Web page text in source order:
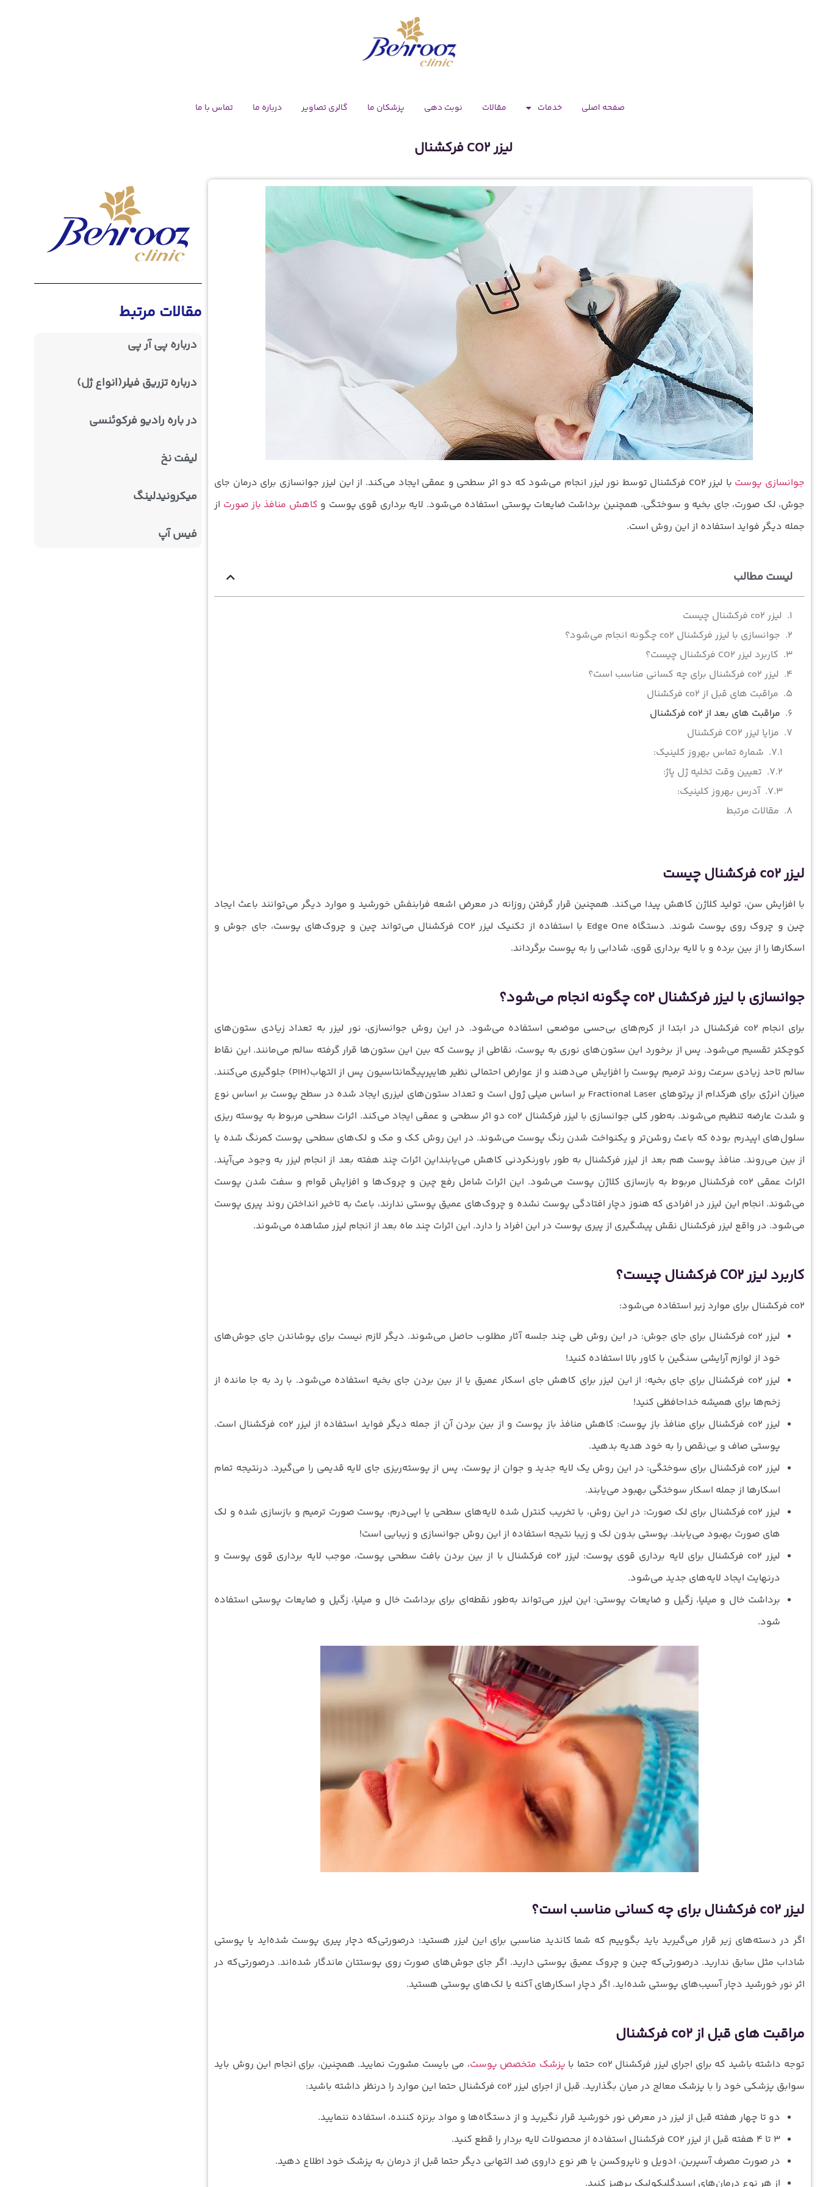
صفحه اصلی خدمات مقالات نوبت دهی پزشکان ما گالری تصاویر درباره ما تماس با ما
لیزر CO2 فرکشنال
جوانسازی پوست
با لیزر CO2 فرکشنال توسط نور لیزر انجام می‌شود که دو اثر سطحی و عمقی ایجاد می‌کند. از این لیزر جوانسازی برای درمان جای
جوش، لک صورت، جای بخیه و سوختگی، همچنین برداشت ضایعات پوستی استفاده می‌شود. لایه برداری قوی پوست و کاهش منافذ باز صورت از
جمله دیگر فواید استفاده از این روش است.
لیست مطالب
لیزر co2 فرکشنال چیست
جوانسازی با لیزر فرکشنال co2 چگونه انجام می‌شود؟
کاربرد لیزر CO2 فرکشنال چیست؟
لیزر co2 فرکشنال برای چه کسانی مناسب است؟
مراقبت‌ های قبل از co2 فرکشنال
مراقبت‌ های بعد از co2 فرکشنال
مزایا لیزر CO2 فرکشنال
شماره تماس بهروز کلینیک:
تعیین وقت تخلیه ژل پاژ:
آدرس بهروز کلینیک:
مقالات مرتبط
لیزر co2 فرکشنال چیست
با افزایش سن، تولید کلاژن کاهش پیدا می‌کند. همچنین قرار گرفتن روزانه در معرض اشعه‌ فرابنفش خورشید و موارد دیگر می‌توانند باعث ایجاد
چین و چروک روی پوست شوند. دستگاه Edge One با استفاده از تکنیک لیزر CO2 فرکشنال می‌تواند چین و چروک‌های پوست، جای جوش و
اسکارها را از بین برده و با لایه برداری قوی، شادابی را به پوست برگرداند.
جوانسازی با لیزر فرکشنال co2 چگونه انجام می‌شود؟
برای انجام co2 فرکشنال در ابتدا از کرم‌های بی‌حسی موضعی استفاده می‌شود. در این روش جوانسازی، نور لیزر به تعداد زیادی ستون‌های
کوچکتر تقسیم می‌شود. پس از برخورد این ستون‌های نوری به پوست، نقاطی از پوست که بین این ستون‌ها قرار گرفته سالم می‌مانند. این نقاط
سالم تاحد زیادی سرعت روند ترمیم پوست را افزایش می‌دهند و از عوارض احتمالی نظیر هایپرپیگمانتاسیون پس از التهاب(PIH) جلوگیری می‌کنند.
میزان انرژی برای هرکدام از پرتوهای Fractional Laser بر اساس میلی ژول است و تعداد ستون‌های لیزری ایجاد شده در سطح پوست بر اساس نوع
و شدت عارضه تنظیم می‌شوند. به‌طور کلی جوانسازی با لیزر فرکشنال co2 دو اثر سطحی و عمقی ایجاد می‌کند. اثرات سطحی مربوط به پوسته ریزی
سلول‌های اپیدرم بوده که باعث روشن‌تر و یکنواخت شدن رنگ پوست می‌شوند. در این روش کک و مک و لک‌های سطحی پوست کمرنگ شده یا
از بین می‌روند. منافذ پوست هم بعد از لیزر فرکشنال به طور باورنکردنی کاهش می‌یابنداین اثرات چند هفته بعد از انجام لیزر به ‌وجود می‌آیند.
اثرات عمقی co2 فرکشنال مربوط به بازسازی کلاژن پوست می‌شود. این اثرات شامل رفع چین و چروک‌ها و افزایش قوام و سفت شدن پوست
می‌شوند. انجام این لیزر در افرادی که هنوز دچار افتادگی پوست نشده و چروک‌های عمیق پوستی ندارند، باعث به تاخیر انداختن روند پیری پوست
می‌شود. در واقع لیزر فرکشنال نقش پیشگیری از پیری پوست در این افراد را دارد. این اثرات چند ماه بعد از انجام لیزر مشاهده می‌شوند.
کاربرد لیزر CO2 فرکشنال چیست؟
co2 فرکشنال برای موارد زیر استفاده می‌شود:
لیزر co2 فرکشنال برای جای جوش: در این روش طی چند جلسه آثار مطلوب حاصل می‌شوند. دیگر لازم نیست برای پوشاندن جای جوش‌های
خود از لوازم آرایشی سنگین با کاور بالا استفاده کنید!
لیزر co2 فرکشنال برای جای بخیه: از این لیزر برای کاهش جای اسکار عمیق یا از بین بردن جای بخیه استفاده می‌شود. با رد به جا مانده از
زخم‌ها برای همیشه خداحافظی کنید!
لیزر co2 فرکشنال برای منافذ باز پوست: کاهش منافذ باز پوست و از بین بردن آن از جمله دیگر فواید استفاده از لیزر co2 فرکشنال است.
پوستی صاف و بی‌نقص را به خود هدیه بدهید.
لیزر co2 فرکشنال برای سوختگی: در این روش یک لایه جدید و جوان از پوست، پس از پوسته‌ریزی جای لایه قدیمی را می‌گیرد. درنتیجه تمام
اسکارها از جمله اسکار سوختگی بهبود می‌یابند.
لیزر co2 فرکشنال برای لک صورت: در این روش، با تخریب کنترل شده لایه‌های سطحی یا اپی‌درم، پوست صورت ترمیم و بازسازی شده و لک
های صورت بهبود می‌یابند. پوستی بدون لک و زیبا نتیجه استفاده از این روش جوانسازی و زیبایی است!
لیزر co2 فرکشنال برای لایه برداری قوی پوست: لیزر co2 فرکشنال با از بین بردن بافت سطحی پوست، موجب لایه ‌برداری قوی پوست و
درنهایت ایجاد لایه‌های جدید می‌شود.
برداشت خال و میلیا، زگیل و ضایعات پوستی: این لیزر می‌تواند به‌طور نقطه‌ای برای برداشت خال و میلیا، زگیل و ضایعات پوستی استفاده
شود.
لیزر co2 فرکشنال برای چه کسانی مناسب است؟
اگر در دسته‌های زیر قرار می‌گیرید باید بگوییم که شما کاندید مناسبی برای این لیزر هستید: درصورتی‌که دچار پیری پوست شده‌اید یا پوستی
شاداب مثل سابق ندارید. درصورتی‌که چین و چروک عمیق پوستی دارید. اگر جای جوش‌های صورت روی پوستتان ماندگار شده‌اند. درصورتی‌که در
اثر نور خورشید دچار آسیب‌های پوستی شده‌اید. اگر دچار اسکارهای آکنه یا لک‌های پوستی هستید.
مراقبت‌ های قبل از co2 فرکشنال
توجه داشته باشید که برای اجرای لیزر فرکشنال co2 حتما با پزشک متخصص پوست، می بایست مشورت نمایید. همچنین، برای انجام این روش باید
سوابق پزشکی خود را با پزشک معالج در میان بگذارید. قبل از اجرای لیزر co2 فرکشنال حتما این موارد را درنظر داشته باشید:
دو تا چهار هفته قبل از لیزر در معرض نور خورشید قرار نگیرید و از دستگاه‌ها و مواد برنزه کننده، استفاده ننمایید.
۳ تا ۴ هفته قبل از لیزر CO2 فرکشنال استفاده از محصولات لایه بردار را قطع کنید.
در صورت مصرف آسپرین، ادویل و ناپروکسن یا هر نوع داروی ضد التهابی دیگر حتما قبل از درمان به پزشک خود اطلاع دهید.
از هر نوع درمان‌های اسیدگلیکولیک پرهیز کنید.
مقالات مرتبط
درباره پی آر پی
درباره تزریق فیلر(انواع ژل)
در باره رادیو فرکوئنسی
لیفت نخ
میکرونیدلینگ
فیس آپ